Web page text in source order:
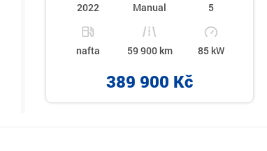
2022 Manual 5
nafta 59 900 km 85 kW
389 900 Kč